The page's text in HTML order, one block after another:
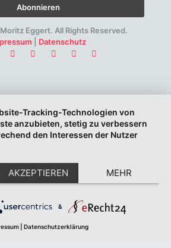
Eggert. All Rights Reserved.
Datenschutz
Tracking-Technologien von
anzubieten, stetig zu verbessern
den Interessen der Nutzer
AKZEPTIEREN MEHR
&
Datenschutzerklärung